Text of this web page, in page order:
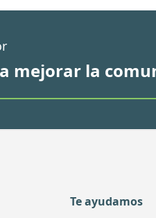
mejorar la
Te ayudamos